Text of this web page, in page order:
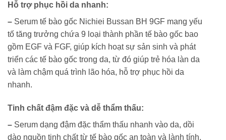
Hỗ trợ phục hồi da nhanh:
– Serum tế bào gốc Nichiei Bussan BH 9GF mang yếu
tố tăng trưởng chứa 9 loại thành phần tế bào gốc bao
gồm EGF và FGF, giúp kích hoạt sự sản sinh và phát
triển các tế bào gốc trong da, từ đó giúp trẻ hóa làn da
và làm chậm quá trình lão hóa, hỗ trợ phục hồi da
nhanh.
Tinh chất đậm đặc và dễ thẩm thấu:
– Serum dạng đậm đặc thẩm thấu nhanh vào da, dồi
dào nguồn tinh chất từ tế bào gốc an toàn và lành tính,